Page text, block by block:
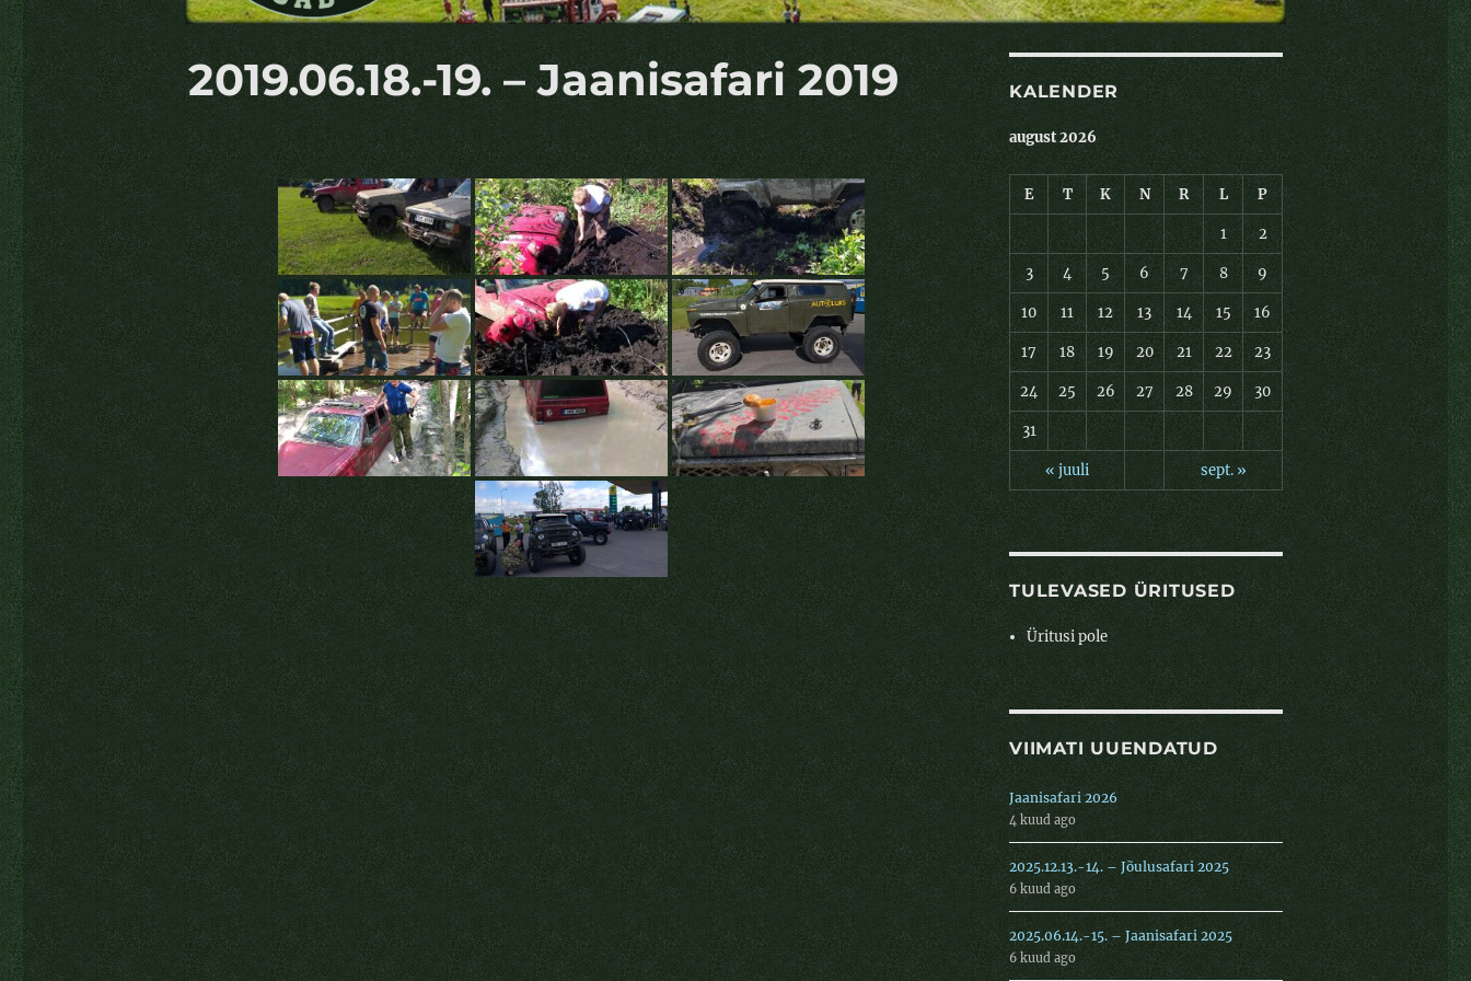
2019.06.18.-19. – Jaanisafari 2019 KALENDER
august 2026
E T K N R L P
1 2
3 4 5 6 7 8 9
10 11 12 13 14 15 16
17 18 19 20 21 22 23
24 25 26 27 28 29 30
31
« juuli sept. »
TULEVASED ÜRITUSED
Üritusi pole
VIIMATI UUENDATUD
Jaanisafari 2026
4 kuud ago
2025.12.13.-14. – Jõulusafari 2025
6 kuud ago
2025.06.14.-15. – Jaanisafari 2025
6 kuud ago